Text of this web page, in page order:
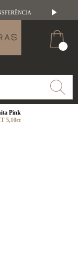
Pink
5,10ct